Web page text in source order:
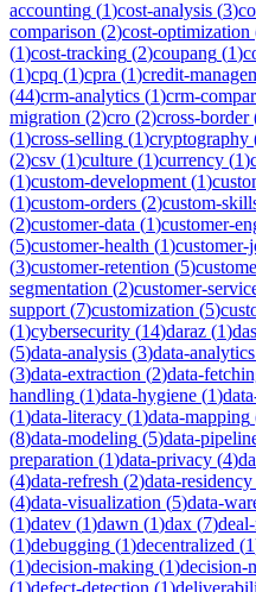
accounting (1)cost-analysis (3)
comparison (2)cost-optimization
(1)cost-tracking (2)coupang (1)
(1)cpq (1)cpra (1)credit-
(44)crm-analytics (1)crm-
migration (2)cro (2)cross-border
(1)cross-selling (1)cryptography
(2)csv (1)culture (1)currency (1)
(1)custom-development (1)
(1)custom-orders (2)custom-
(2)customer-data (1)customer-
(5)customer-health (1)customer-
(3)customer-retention (5)
segmentation (2)customer-
support (7)customization (5)
(1)cybersecurity (14)daraz (1)
(5)data-analysis (3)data-analytics
(3)data-extraction (2)data-
handling (1)data-hygiene (1)
(1)data-literacy (1)data-mapping
(8)data-modeling (5)data-
preparation (1)data-privacy (4)
(4)data-refresh (2)data-residency
(4)data-visualization (5)data-
(1)datev (1)dawn (1)dax (7)
(1)debugging (1)decentralized (1
(1)decision-making (1)decision-
(1)defect-detection (1)